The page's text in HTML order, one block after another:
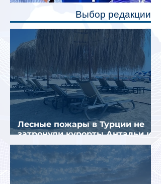
полку во время сна или отдыха,
Выбор редакции
Лесные пожары в Турции не
затронули курорты Антальи и
Муглы